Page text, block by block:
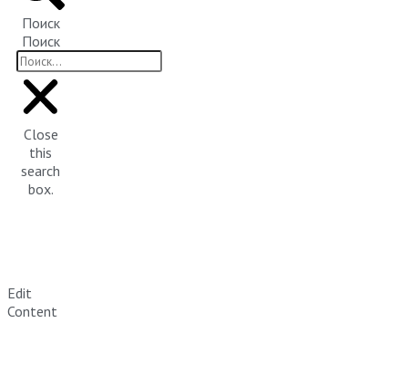
Поиск
Поиск
Close
this
search
box.
Edit
Content